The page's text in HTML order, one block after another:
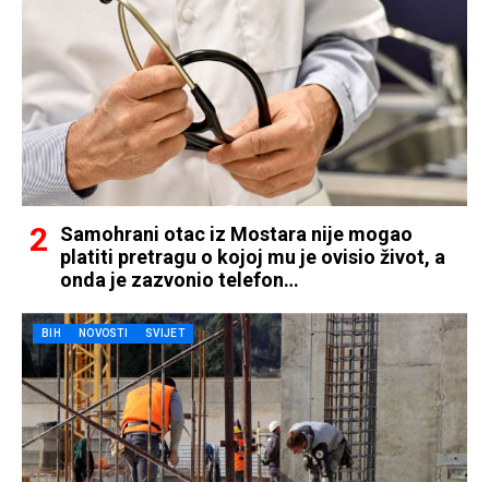
Samohrani otac iz Mostara nije mogao
platiti pretragu o kojoj mu je ovisio život, a
onda je zazvonio telefon…
BIH NOVOSTI SVIJET